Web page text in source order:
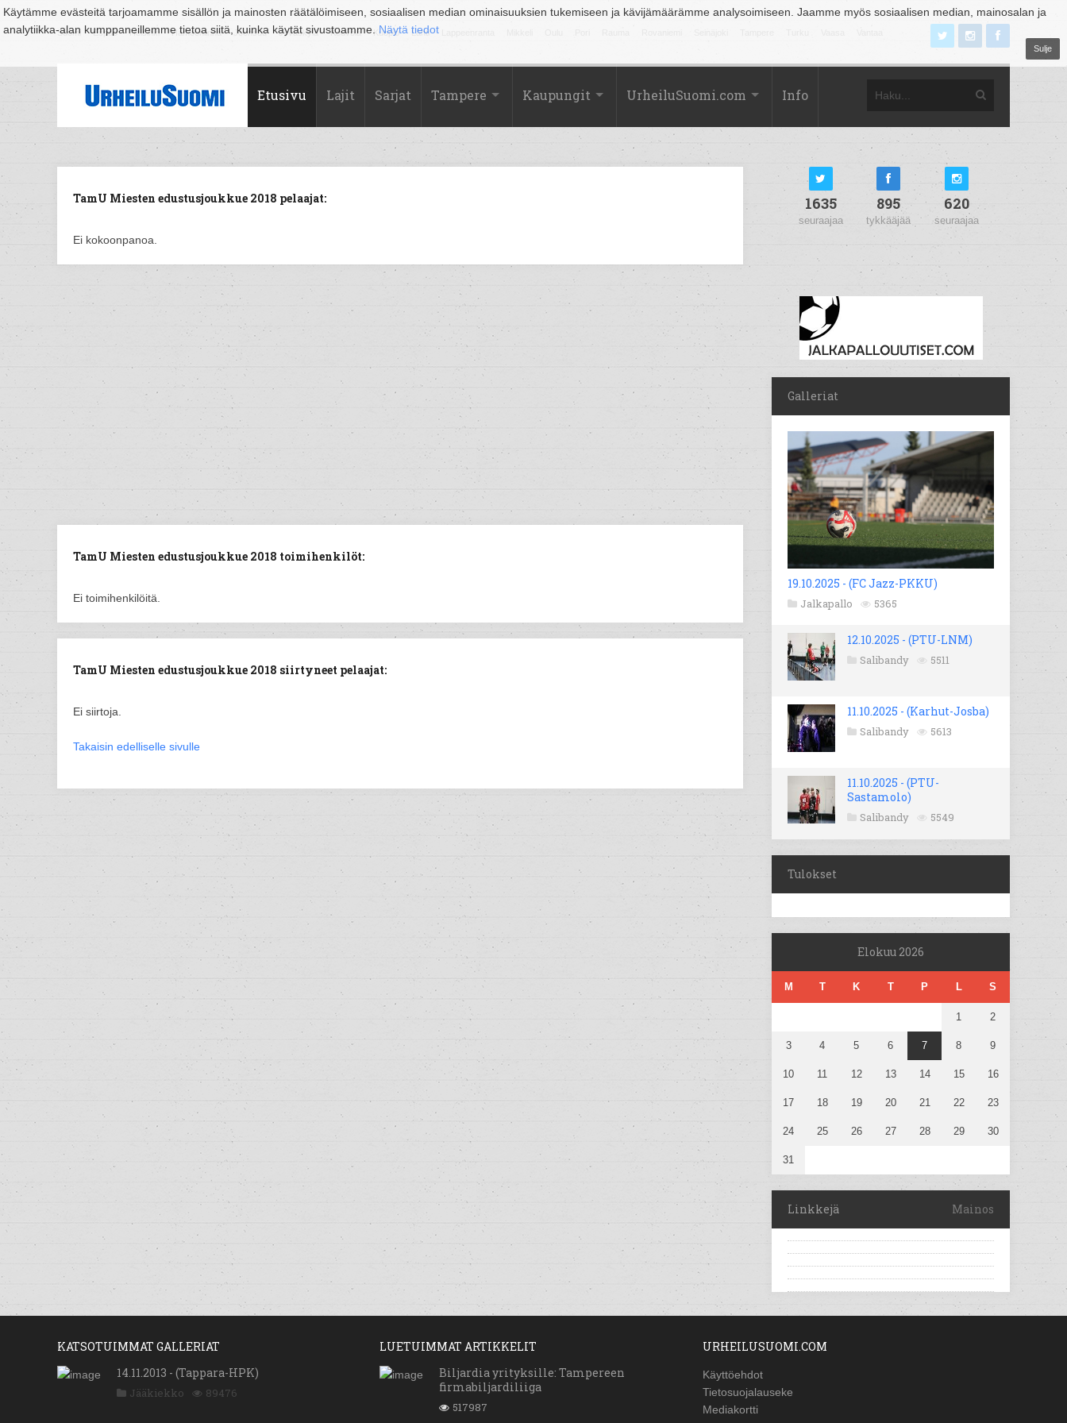
Käytämme evästeitä tarjoamamme sisällön ja mainosten räätälöimiseen, sosiaalisen median ominaisuuksien tukemiseen ja kävijämäärämme analysoimiseen. Jaamme myös sosiaalisen median, mainosalan ja
analytiikka-alan kumppaneillemme tietoa siitä, kuinka käytät sivustoamme. Näytä tiedot
Sulje
Suomi Espoo Helsinki Hämeenlinna Joensuu Jyväskylä Kouvola Kuopio Lahti
Etusivu Lajit Sarjat Tampere Kaupungit UrheiluSuomi.com Info
TamU Miesten edustusjoukkue 2018 pelaajat:
Ei kokoonpanoa.
TamU Miesten edustusjoukkue 2018 toimihenkilöt:
Ei toimihenkilöitä.
TamU Miesten edustusjoukkue 2018 siirtyneet pelaajat:
Ei siirtoja.
Takaisin edelliselle sivulle
1635
seuraajaa
895
tykkääjää
620
seuraajaa
Galleriat
19.10.2025 - (FC Jazz-PKKU)
Jalkapallo 5365
12.10.2025 - (PTU-LNM)
Salibandy 5511
11.10.2025 - (Karhut-Josba)
Salibandy 5613
11.10.2025 - (PTU-
Sastamolo)
Salibandy 5549
Tulokset
Elokuu 2026
M T K T P L S
1 2
3 4 5 6 7 8 9
10 11 12 13 14 15 16
17 18 19 20 21 22 23
24 25 26 27 28 29 30
31
Linkkejä Mainos
KATSOTUIMMAT GALLERIAT
14.11.2013 - (Tappara-HPK)
Jääkiekko 89476
LUETUIMMAT ARTIKKELIT
Biljardia yrityksille: Tampereen
firmabiljardiliiga
517987
URHEILUSUOMI.COM
Käyttöehdot
Tietosuojalauseke
Mediakortti